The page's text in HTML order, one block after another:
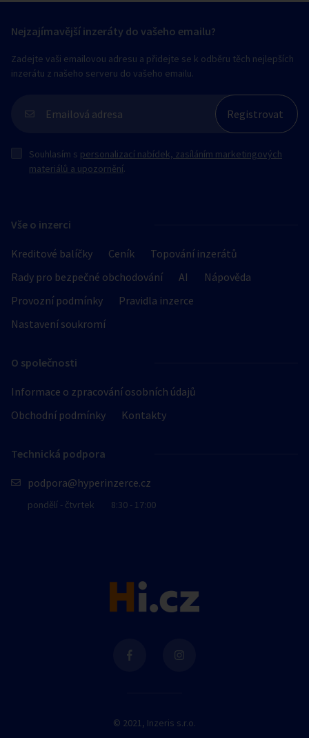
Vše o inzerci
Kreditové balíčky Ceník
Topování inzerátů
Rady pro bezpečné obchodování
AI
Nápověda
Provozní podmínky
Pravidla inzerce
Nastavení soukromí
O společnosti
Informace o zpracování osobních údajů
Obchodní podmínky
Kontakty
Technická podpora
podpora@hyperinzerce.cz
pondělí - čtvrtek 8:30 - 17:00
Nejzajímavější inzeráty do vašeho emailu?
Zadejte vaši emailovou adresu a přidejte se k odběru těch nejlepších
inzerátu z našeho serveru do vašeho emailu.
Souhlasím s personalizací nabídek, zasíláním marketingových
materiálů a upozornění.
© 2021, Inzeris s.r.o.